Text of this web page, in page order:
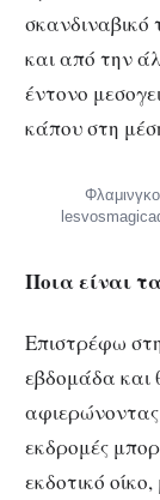
και από την
έντονο
κάπου στη
Ποια είναι
Επιστρέφω
εβδομάδα και
εκδρομές
εκδοτικό